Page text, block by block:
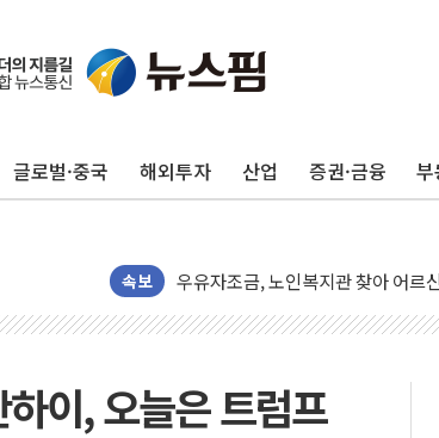
글로벌·중국 해외투자 산업 증권·금융
속보
보름째 잠 못 드는 서울…30도 열대
미일 환율공조 뒷말 무성..."맘대로
더본코리아 롤링파스타, 파브리 셰
4자 연합 균열에 분쟁 재점화 조짐
CJ올리브영 흔드는 '신흥 강자' 다
"PAFC만으론 어렵다"…두산퓨얼셀,
이, 오늘은 트럼프